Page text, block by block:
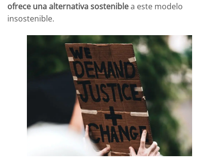
ofrece una alternativa sosteniblea este modelo
insostenible.